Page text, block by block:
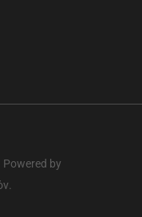
by